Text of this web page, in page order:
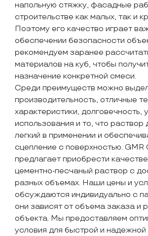
напольную стяжку, фасадные
строительстве как малых, так и
Поэтому его качество играет
обеспечении безопасности
рекомендуем заранее
материалов на куб, чтобы
назначение конкретной смеси.
Среди преимуществ можно
производительность, отличные
характеристики, долговечность,
использования и то, что раствор
легкий в применении и
сцепление с поверхностью. GMR
предлагает приобрести
цементно-песчаный раствор с
разных объемах. Наши цены и
обсуждаются индивидуально с
они зависят от объема заказа и
объекта. Мы предоставляем
условия для быстрой и надежной